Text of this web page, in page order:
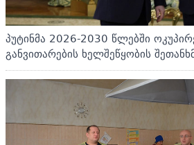
პუტინმა 2026-2030 წლებში
განვითარების ხელშეწყობის